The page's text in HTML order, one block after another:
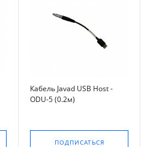
Кабель Javad USB Host -
ODU-5 (0.2м)
ПОДПИСАТЬСЯ